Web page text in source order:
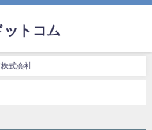
トコム
式会社